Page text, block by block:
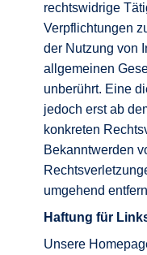
rechtswidrige
Verpflichtungen
der Nutzung von
allgemeinen
unberührt. Eine
jedoch erst ab
konkreten
Bekanntwerden
umgehend
Haftung für
Unsere